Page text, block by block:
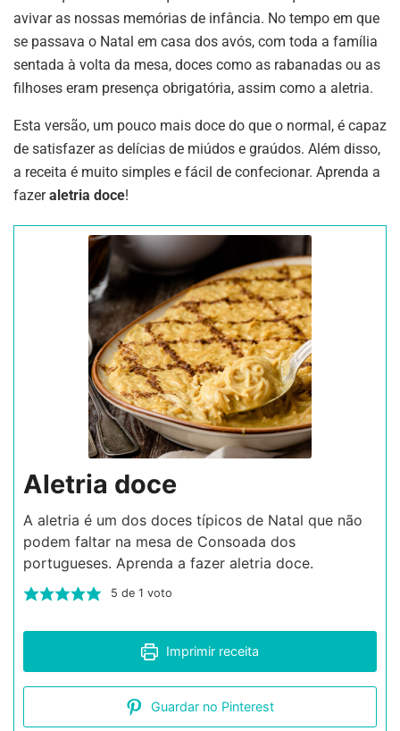
avivar as nossas memórias de infância. No tempo em que
se passava o Natal em casa dos avós, com toda a família
sentada à volta da mesa, doces como as rabanadas ou as
filhoses eram presença obrigatória, assim como a aletria.
Esta versão, um pouco mais doce do que o normal, é capaz
de satisfazer as delícias de miúdos e graúdos. Além disso,
a receita é muito simples e fácil de confecionar. Aprenda a
fazeraletria doce!
Aletria doce
A aletria é um dos doces típicos de Natal que não
podem faltar na mesa de Consoada dos
portugueses. Aprenda a fazer aletria doce.
5 de 1 voto
Imprimir receita
Guardar no Pinterest